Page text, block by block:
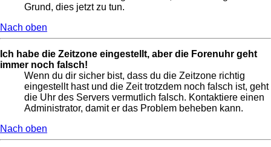
Grund, dies jetzt zu tun.
Nach oben
Ich habe die Zeitzone eingestellt, aber die Forenuhr geht
immer noch falsch!
Wenn du dir sicher bist, dass du die Zeitzone richtig
eingestellt hast und die Zeit trotzdem noch falsch ist, geht
die Uhr des Servers vermutlich falsch. Kontaktiere einen
Administrator, damit er das Problem beheben kann.
Nach oben